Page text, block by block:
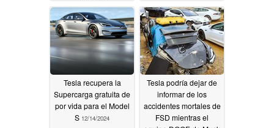
Tesla recupera la
Supercarga gratuita de
por vida para el Model
S 12/14/2024
Tesla podría dejar de
informar de los
accidentes mortales de
FSD mientras el